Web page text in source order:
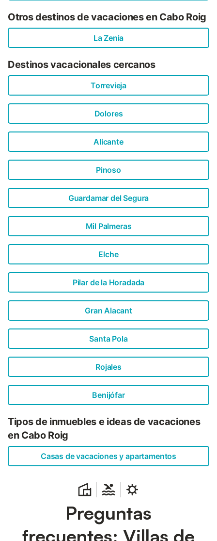
Otros destinos de vacaciones en Cabo Roig
La Zenia
Destinos vacacionales cercanos
Torrevieja
Dolores
Alicante
Pinoso
Guardamar del Segura
Mil Palmeras
Elche
Pilar de la Horadada
Gran Alacant
Santa Pola
Rojales
Benijófar
Tipos de inmuebles e ideas de vacaciones
en Cabo Roig
Casas de vacaciones y apartamentos
Preguntas
frecuentes: Villas de